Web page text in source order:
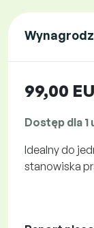
99,00
Dostęp dla
Idealny do
stanowiska